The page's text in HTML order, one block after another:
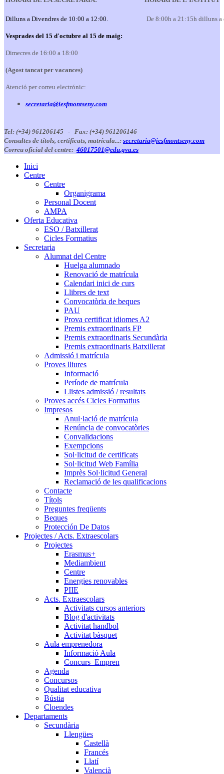
Dilluns a Divendres de 10:00 a 12:00.
Vesprades del 15 d'octubre al 15 de maig:
Dimecres de 16:00 a 18:00
(Agost tancat per vacances)
Atenció per correu electrónic:
secretaria@iesfmontseny.com
De 8:00h a 21:15h dilluns a
Tel: (+34) 961206145 -
Fax: (+34) 961206146
Consultes de títols, certificats, matrícula...: secretaria@iesfmontseny.com
Correu oficial del centre: 46017501@edu.gva.es
Inici
Centre
Centre
Organigrama
Personal Docent
AMPA
Oferta Educativa
ESO / Batxillerat
Cicles Formatius
Secretaria
Alumnat del Centre
Huelga alumnado
Renovació de matrícula
Calendari inici de curs
Llibres de text
Convocatòria de beques
PAU
Prova certificat idiomes A2
Premis extraordinaris FP
Premis extraordinaris Secundària
Premis extraordinaris Batxillerat
Admissió i matrícula
Proves lliures
Informació
Període de matrícula
Llistes admissió / resultats
Proves accés Cicles Formatius
Impresos
Anul·lació de matrícula
Renúncia de convocatòries
Convalidacions
Exempcions
Sol·licitud de certificats
Sol·licitud Web Família
Imprès Sol·licitud General
Reclamació de les qualificacions
Contacte
Títols
Preguntes freqüents
Beques
Protección De Datos
Projectes / Acts. Extraescolars
Projectes
Erasmus+
Mediambient
Centre
Energies renovables
PIIE
Acts. Extraescolars
Activitats cursos anteriors
Blog d'activitats
Activitat handbol
Activitat bàsquet
Aula emprenedora
Informació Aula
Concurs_Empren
Agenda
Concursos
Qualitat educativa
Bústia
Cloendes
Departaments
Secundària
Llengües
Castellà
Francés
Llatí
Valencià